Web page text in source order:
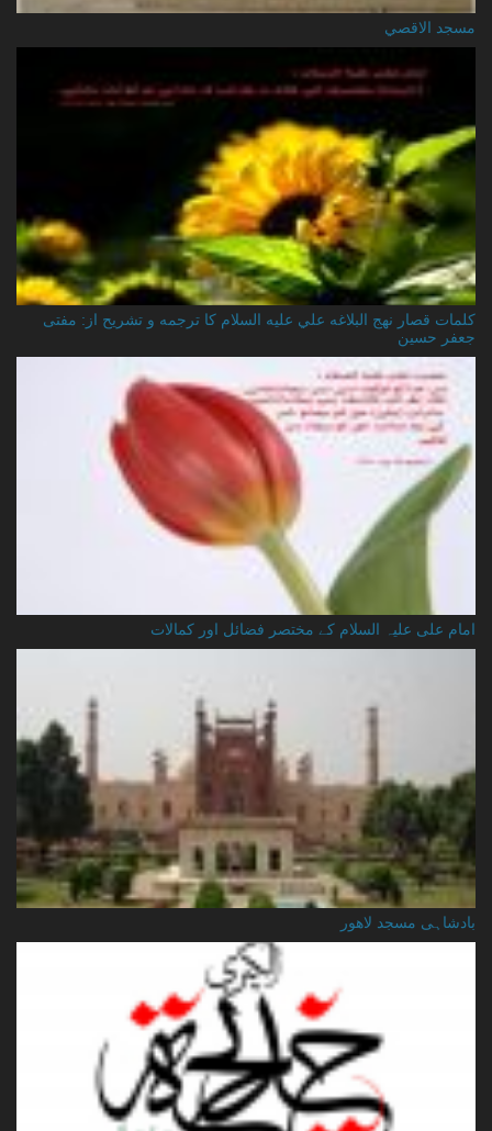
مسجد الاقصي
کلمات قصار نهج البلاغه علي عليه السلام کا ترجمه و تشریح از: مفتی
جعفر حسین
امام علی علیہ السلام کے مختصر فضائل اور کمالات
بادشاہی مسجد لاهور